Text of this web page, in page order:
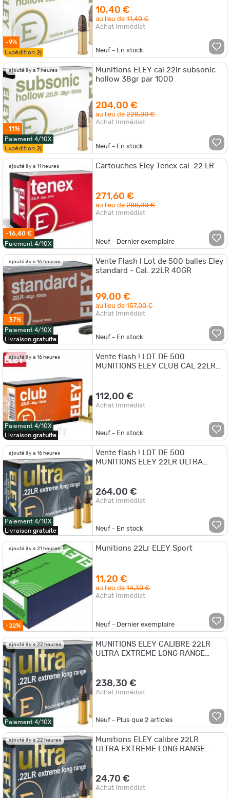
-9%
Expédition 2j
10,40 €
au lieu de11,40 €
Achat Immédiat
Neuf - En stock
ajouté il y a 7 heures
-11%
Paiement 4/10X
Expédition 2j
Munitions ELEY cal.22lr subsonic
hollow 38gr par 1000
204,00 €
au lieu de228,00 €
Achat Immédiat
Neuf - En stock
ajouté il y a 11 heures
-16,40 €
Paiement 4/10X
Cartouches Eley Tenex cal. 22 LR
271,60 €
au lieu de288,00 €
Achat Immédiat
Neuf - Dernier exemplaire
ajouté il y a 16 heures
-37%
Paiement 4/10X
Livraison gratuite
Vente Flash ! Lot de 500 balles Eley
standard - Cal. 22LR 40GR
99,00 €
au lieu de157,00 €
Achat Immédiat
Neuf - En stock
ajouté il y a 16 heures
Paiement 4/10X
Livraison gratuite
Vente flash ! LOT DE 500
MUNITIONS ELEY CLUB CAL 22LR
112,00 €
Achat Immédiat
Neuf - En stock
ajouté il y a 16 heures
Paiement 4/10X
Livraison gratuite
Vente flash ! LOT DE 500
MUNITIONS ELEY 22LR ULTRA
264,00 €
Achat Immédiat
Neuf - En stock
ajouté il y a 21 heures
-22%
Munitions 22Lr ELEY Sport
11,20 €
au lieu de14,30 €
Achat Immédiat
Neuf - Dernier exemplaire
ajouté il y a 22 heures
Paiement 4/10X
MUNITIONS ELEY CALIBRE 22LR
ULTRA EXTREME LONG RANGE
238,30 €
Achat Immédiat
Neuf - Plus que2 articles
ajouté il y a 22 heures
Munitions ELEY calibre 22LR
ULTRA EXTREME LONG RANGE
24,70 €
Achat Immédiat